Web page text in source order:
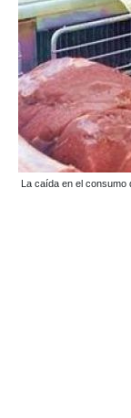
La caída en el consumo